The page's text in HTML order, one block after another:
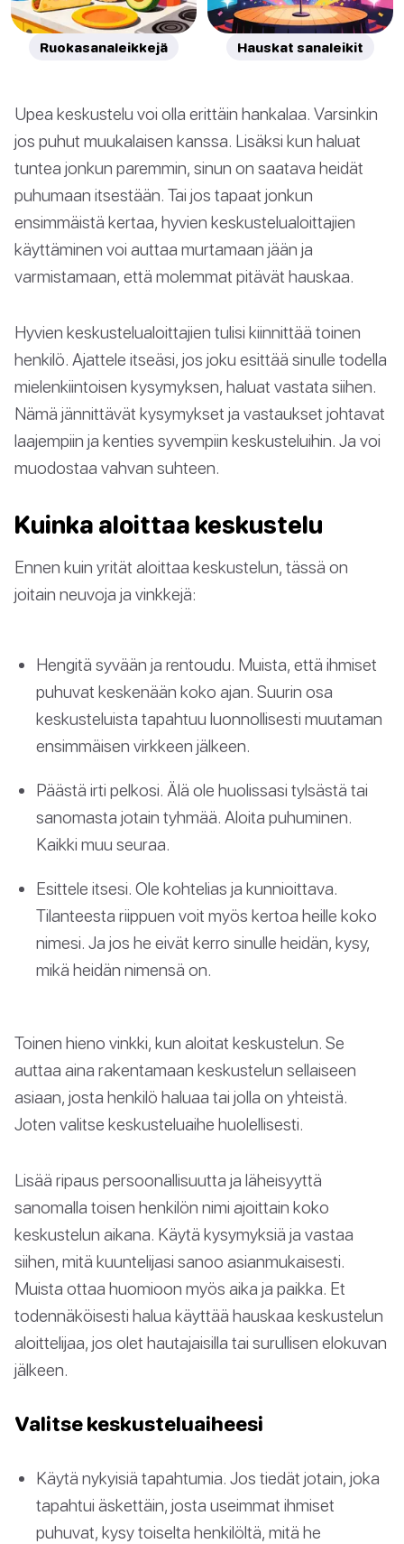
Ruokasanaleikkejä Hauskat sanaleikit
Upea keskustelu voi olla erittäin hankalaa. Varsinkin
jos puhut muukalaisen kanssa. Lisäksi kun haluat
tuntea jonkun paremmin, sinun on saatava heidät
puhumaan itsestään. Tai jos tapaat jonkun
ensimmäistä kertaa, hyvien keskustelualoittajien
käyttäminen voi auttaa murtamaan jään ja
varmistamaan, että molemmat pitävät hauskaa.
Hyvien keskustelualoittajien tulisi kiinnittää toinen
henkilö. Ajattele itseäsi, jos joku esittää sinulle todella
mielenkiintoisen kysymyksen, haluat vastata siihen.
Nämä jännittävät kysymykset ja vastaukset johtavat
laajempiin ja kenties syvempiin keskusteluihin. Ja voi
muodostaa vahvan suhteen.
Kuinka aloittaa keskustelu
Ennen kuin yrität aloittaa keskustelun, tässä on
joitain neuvoja ja vinkkejä:
Hengitä syvään ja rentoudu. Muista, että ihmiset
puhuvat keskenään koko ajan. Suurin osa
keskusteluista tapahtuu luonnollisesti muutaman
ensimmäisen virkkeen jälkeen.
Päästä irti pelkosi. Älä ole huolissasi tylsästä tai
sanomasta jotain tyhmää. Aloita puhuminen.
Kaikki muu seuraa.
Esittele itsesi. Ole kohtelias ja kunnioittava.
Tilanteesta riippuen voit myös kertoa heille koko
nimesi. Ja jos he eivät kerro sinulle heidän, kysy,
mikä heidän nimensä on.
Toinen hieno vinkki, kun aloitat keskustelun. Se
auttaa aina rakentamaan keskustelun sellaiseen
asiaan, josta henkilö haluaa tai jolla on yhteistä.
Joten valitse keskusteluaihe huolellisesti.
Lisää ripaus persoonallisuutta ja läheisyyttä
sanomalla toisen henkilön nimi ajoittain koko
keskustelun aikana. Käytä kysymyksiä ja vastaa
siihen, mitä kuuntelijasi sanoo asianmukaisesti.
Muista ottaa huomioon myös aika ja paikka. Et
todennäköisesti halua käyttää hauskaa keskustelun
aloittelijaa, jos olet hautajaisilla tai surullisen elokuvan
jälkeen.
Valitse keskusteluaiheesi
Käytä nykyisiä tapahtumia. Jos tiedät jotain, joka
tapahtui äskettäin, josta useimmat ihmiset
puhuvat, kysy toiselta henkilöltä, mitä he